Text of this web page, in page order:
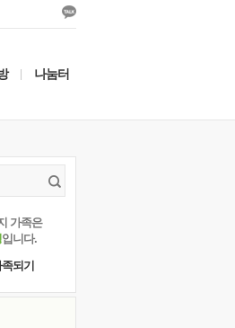
나눔터
가족은
입니다.
되기